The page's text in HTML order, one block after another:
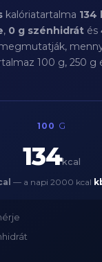
kalóriatartalma 134
, 0 g szénhidrát és
100 g, 250 g
100 G
134kcal
— a napi 2000 kcal